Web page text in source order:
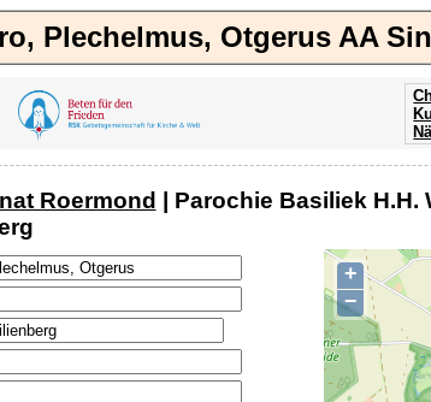
Plechelmus, Otgerus AA
Roermond | Parochie Basiliek H.H.
+
−